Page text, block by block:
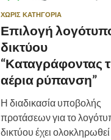
ΧΩΡΊΣ ΚΑΤΗΓΟΡΊΑ
Επιλογή
δικτύου
“Καταγράφοντας
αέρια ρύπανση”
Η διαδικασία υποβολής
προτάσεων για το
δικτύου έχει